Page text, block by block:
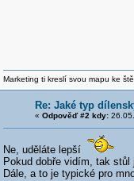
Marketing ti kreslí svou mapu ke
Re: Jaké typ
« Odpověď #2 kdy:
Ne, uděláte lepší
Pokud dobře vidím, tak
Dále, a to je typické pro